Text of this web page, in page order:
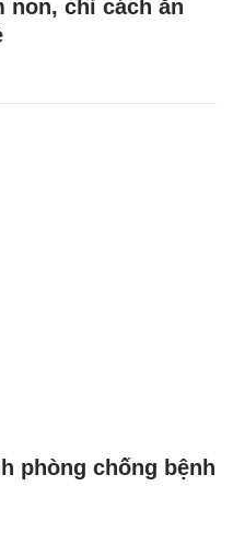
non, chỉ cách ăn
phòng chống bệnh